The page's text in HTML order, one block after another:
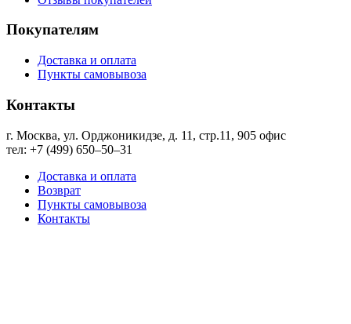
Покупателям
Доставка и оплата
Пункты самовывоза
Контакты
г. Москва, ул. Орджоникидзе, д. 11, стр.11, ​905 офис
тел: +7 (499) 650‒50‒31
Доставка и оплата
Возврат
Пункты самовывоза
Контакты